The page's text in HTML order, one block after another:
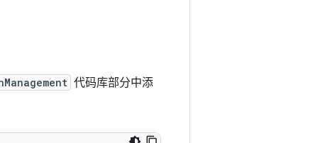
代码库部分中添